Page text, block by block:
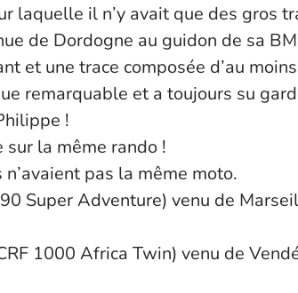
laquelle il n’y avait que des gros
de Dordogne au guidon de sa
et une trace composée d’au
remarquable et a toujours su
!
la même rando !
pas la même moto.
Super Adventure) venu de
1000 Africa Twin) venu de